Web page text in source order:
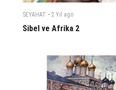
SEYAHAT - 2 Yıl ago
Sibel ve Afrika 2